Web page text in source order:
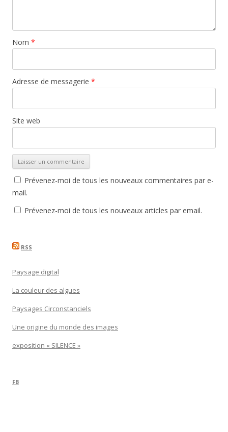
Nom *
Adresse de messagerie *
Site web
Prévenez-moi de tous les nouveaux commentaires par e-
mail.
Prévenez-moi de tous les nouveaux articles par email.
RSS
Paysage digital
La couleur des algues
Paysages Circonstanciels
Une origine du monde des images
exposition « SILENCE »
FB